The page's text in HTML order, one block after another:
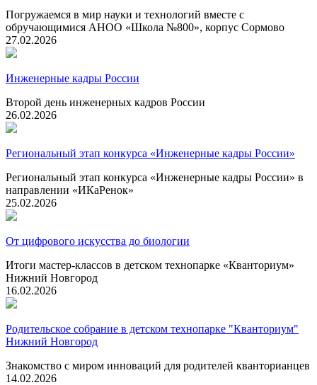
Погружаемся в мир науки и технологий вместе с
обручающимися АНОО «Школа №800», корпус Сормово
27.02.2026
Инженерные кадры России
Второй день инженерных кадров России
26.02.2026
Региональный этап конкурса «Инженерные кадры России»
Региональный этап конкурса «Инженерные кадры России» в
направлении «ИКаРенок»
25.02.2026
От цифрового искусства до биологии
Итоги мастер-классов в детском технопарке «Кванториум»
Нижний Новгород
16.02.2026
Родительское собрание в детском технопарке "Кванториум"
Нижний Новгород
Знакомство с миром инноваций для родителей кванторианцев
14.02.2026